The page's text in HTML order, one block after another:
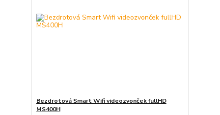
Bezdrotová Smart Wifi videozvonček fullHD
MS400H